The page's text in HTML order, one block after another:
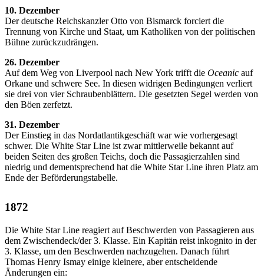
10. Dezember
Der deutsche Reichskanzler Otto von Bismarck forciert die
Trennung von Kirche und Staat, um Katholiken von der politischen
Bühne zurückzudrängen.
26. Dezember
Auf dem Weg von Liverpool nach New York trifft die Oceanic auf
Orkane und schwere See. In diesen widrigen Bedingungen verliert
sie drei von vier Schraubenblättern. Die gesetzten Segel werden von
den Böen zerfetzt.
31. Dezember
Der Einstieg in das Nordatlantikgeschäft war wie vorhergesagt
schwer. Die White Star Line ist zwar mittlerweile bekannt auf
beiden Seiten des großen Teichs, doch die Passagierzahlen sind
niedrig und dementsprechend hat die White Star Line ihren Platz am
Ende der Beförderungstabelle.
1872
Die White Star Line reagiert auf Beschwerden von Passagieren aus
dem Zwischendeck/der 3. Klasse. Ein Kapitän reist inkognito in der
3. Klasse, um den Beschwerden nachzugehen. Danach führt
Thomas Henry Ismay einige kleinere, aber entscheidende
Änderungen ein: